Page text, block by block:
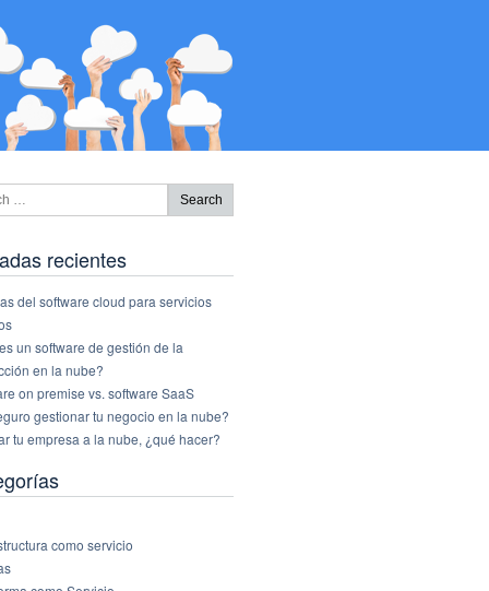
recientes
del software cloud para servicios
un software de gestión de la
en la nube?
on premise vs. software SaaS
gestionar tu negocio en la nube?
tu empresa a la nube, ¿qué hacer?
como servicio